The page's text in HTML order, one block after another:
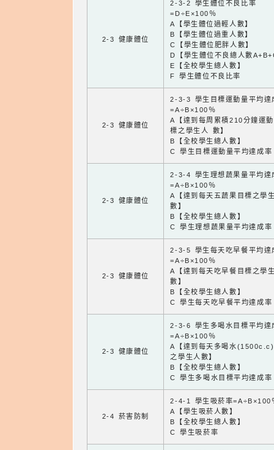
2-3 健康體位
2-3-2 學生體位不良比率
=D÷E×100％
A【學生體位過輕人數】
B【學生體位過重人數】
C【學生體位肥胖人數】
D【學生體位不良總人數
E【全校學生總人數】
F 學生體位不良比率
2-3 健康體位
2-3-3 學生目標運動量平均達
=A÷B×100％
A【達到每周累積210分鐘運
標之學生人 數】
B【全校學生總人數】
C 學生目標運動量平均達成率
2-3 健康體位
2-3-4 學生理想蔬果量平均達
=A÷B×100％
A【達到每天五蔬果目標之學
數】
B【全校學生總人數】
C 學生理想蔬果量平均達成率
2-3 健康體位
2-3-5 學生每天吃早餐平均達
=A÷B×100％
A【達到每天吃早餐目標之學
數】
B【全校學生總人數】
C 學生每天吃早餐平均達成率
2-3 健康體位
2-3-6 學生多喝水目標平均達
=A÷B×100％
A【達到每天多喝水
之學生人數】
B【全校學生總人數】
C 學生多喝水目標平均達成率
2-4 菸害防制
2-4-1 學生吸菸率=A÷B×100
A【學生吸菸人數】
B【全校學生總人數】
C 學生吸菸率